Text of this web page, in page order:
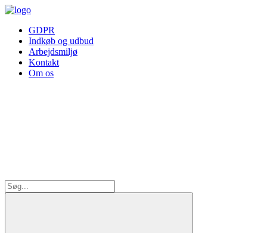
GDPR
Indkøb og udbud
Arbejdsmiljø
Kontakt
Om os